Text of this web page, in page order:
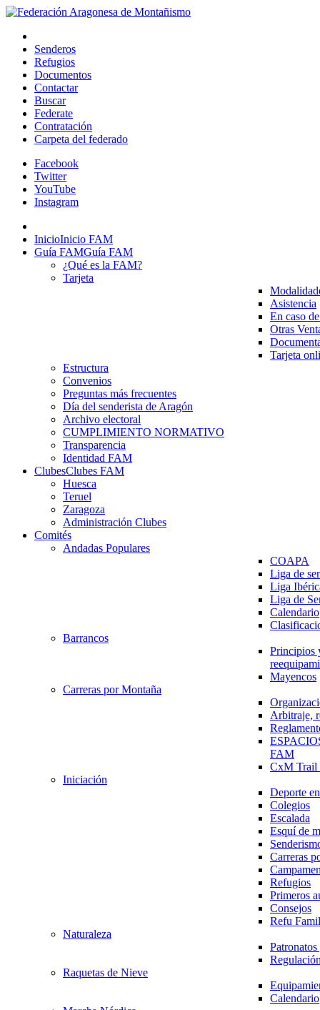
Senderos
Refugios
Documentos
Contactar
Buscar
Federate
Contratación
Carpeta del federado
Facebook
Twitter
YouTube
Instagram
InicioInicio FAM
Guía FAMGuía FAM
¿Qué es la FAM?
Tarjeta
Asistencia
En caso
Otras
Tarjeta
Estructura
Convenios
Preguntas más frecuentes
Día del senderista de Aragón
Archivo electoral
CUMPLIMIENTO NORMATIVO
Transparencia
Identidad FAM
ClubesClubes FAM
Huesca
Teruel
Zaragoza
Administración Clubes
Comités
Andadas Populares
COAPA
Liga de
Liga
Liga de
Calendario
Barrancos
Principios
Mayencos
Carreras por Montaña
Arbitraje,
FAM
CxM
Iniciación
Deporte
Colegios
Escalada
Esquí de
Carreras
Refugios
Primeros
Consejos
Refu
Naturaleza
Raquetas de Nieve
Calendario